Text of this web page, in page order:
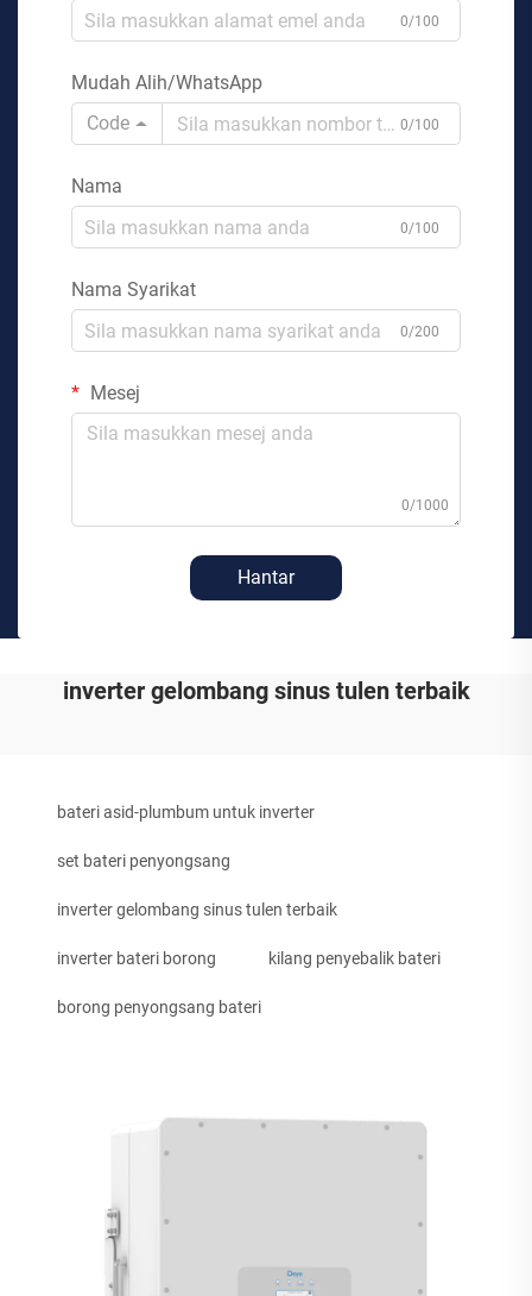
0/100
Mudah Alih/WhatsApp
Code
0/100
Nama
0/100
Nama Syarikat
0/200
Mesej
0/1000
Hantar
inverter gelombang sinus tulen terbaik
bateri asid-plumbum untuk inverter
set bateri penyongsang
inverter gelombang sinus tulen terbaik
inverter bateri borong kilang penyebalik bateri
borong penyongsang bateri